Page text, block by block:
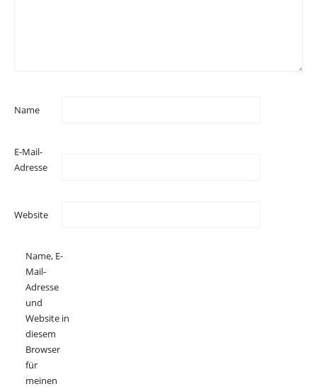
Name
E-Mail-
Adresse
Website
Name, E-
Mail-
Adresse
und
Website in
diesem
Browser
für
meinen